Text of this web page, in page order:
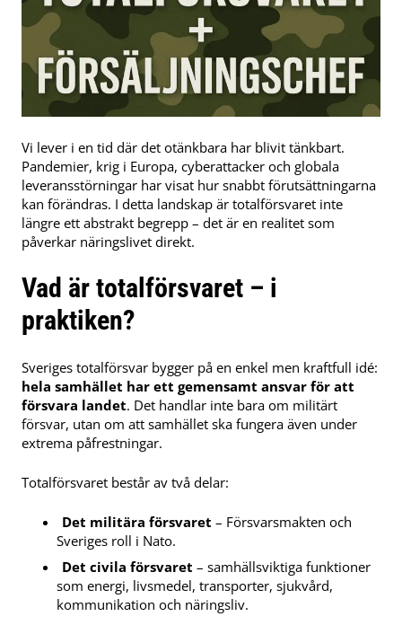
Vi lever i en tid där det otänkbara har blivit tänkbart.
Pandemier, krig i Europa, cyberattacker och globala
leveransstörningar har visat hur snabbt förutsättningarna
kan förändras. I detta landskap är totalförsvaret inte
längre ett abstrakt begrepp – det är en realitet som
påverkar näringslivet direkt.
Vad är totalförsvaret – i
praktiken?
Sveriges totalförsvar bygger på en enkel men kraftfull idé:
hela samhället har ett gemensamt ansvar för att
försvara landet. Det handlar inte bara om militärt
försvar, utan om att samhället ska fungera även under
extrema påfrestningar.
Totalförsvaret består av två delar:
Det militära försvaret – Försvarsmakten och
Sveriges roll i Nato.
Det civila försvaret – samhällsviktiga funktioner
som energi, livsmedel, transporter, sjukvård,
kommunikation och näringsliv.